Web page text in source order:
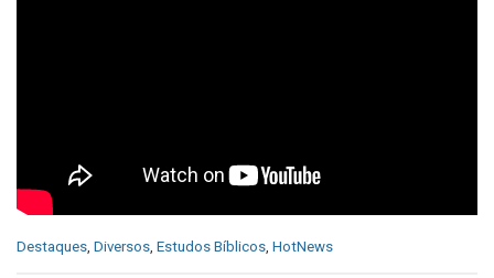
C
Destaques, Diversos, Estudos Bíblicos, HotNews